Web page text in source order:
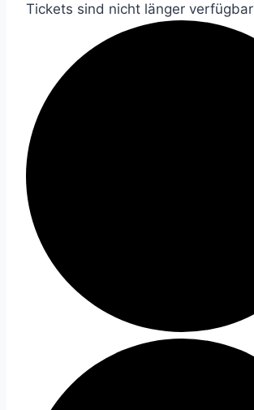
Tickets sind nicht länger verfügbar